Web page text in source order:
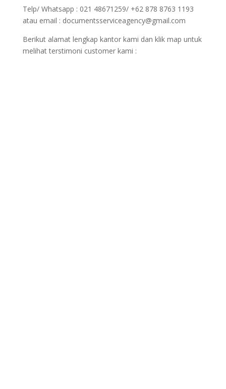
Telp/ Whatsapp : 021 48671259/ +62 878 8763 1193
atau email : documentsserviceagency@gmail.com
Berikut alamat lengkap kantor kami dan klik map untuk
melihat terstimoni customer kami :